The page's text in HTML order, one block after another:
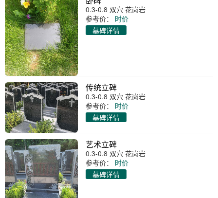
0.3-0.8 双穴 花岗岩
参考价：
时价
墓碑详情
传统立碑
0.3-0.8 双穴 花岗岩
参考价：
时价
墓碑详情
艺术立碑
0.3-0.8 双穴 花岗岩
参考价：
时价
墓碑详情